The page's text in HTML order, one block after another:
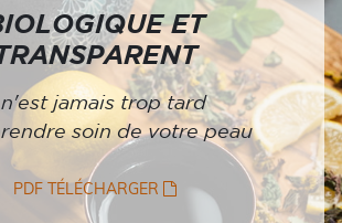
ET
jamais trop tard
soin de votre peau
PDF TÉLÉCHARGER